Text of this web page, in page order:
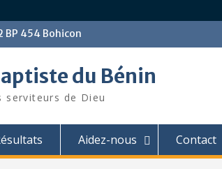
BP 454 Bohicon
du Bénin
de Dieu
Aidez-nous Contact